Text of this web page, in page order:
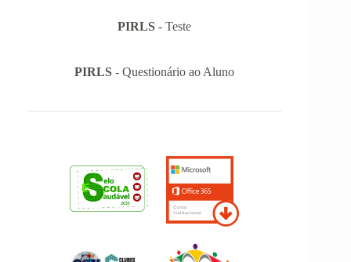
PIRLS - Teste
PIRLS - Questionário ao Aluno